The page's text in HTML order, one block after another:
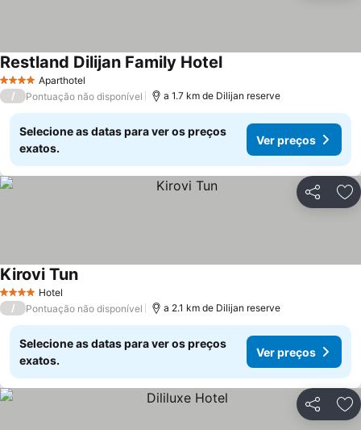
4 EstrelasAparthotel
Restland Dilijan Family HotelVer preços
/ Pontuação não disponível a 1.7 km de Dilijan reserve
Selecione as datas para ver os preços
exatos.
Ver preços
Partilhar
4 EstrelasHotel
Kirovi TunVer preços
/ Pontuação não disponível a 2.1 km de Dilijan reserve
Selecione as datas para ver os preços
exatos.
Ver preços
Partilhar